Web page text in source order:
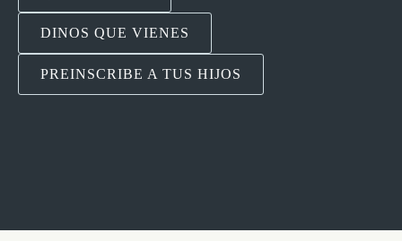
DINOS QUE VIENES
PREINSCRIBE A TUS HIJOS